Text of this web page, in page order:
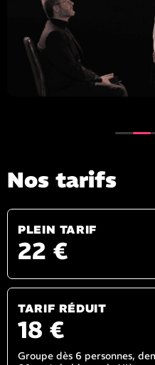
Nos tarifs
PLEIN TARIF
22 €
TARIF RÉDUIT
18 €
Groupe dès 6 personnes,